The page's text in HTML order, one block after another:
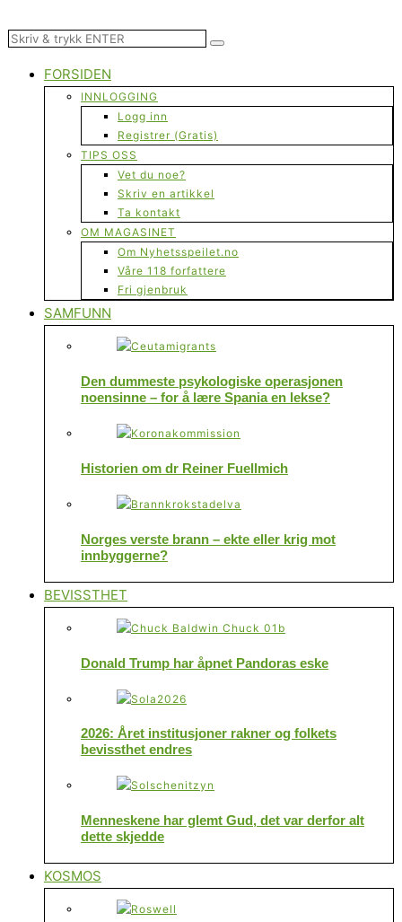
FORSIDEN
INNLOGGING
Logg inn
Registrer (Gratis)
TIPS OSS
Vet du noe?
Skriv en artikkel
Ta kontakt
OM MAGASINET
Om Nyhetsspeilet.no
Våre 118 forfattere
Fri gjenbruk
SAMFUNN
Den dummeste psykologiske operasjonen
noensinne – for å lære Spania en lekse?
Historien om dr Reiner Fuellmich
Norges verste brann – ekte eller krig mot
innbyggerne?
BEVISSTHET
Donald Trump har åpnet Pandoras eske
2026: Året institusjoner rakner og folkets
bevissthet endres
Menneskene har glemt Gud, det var derfor alt
dette skjedde
KOSMOS